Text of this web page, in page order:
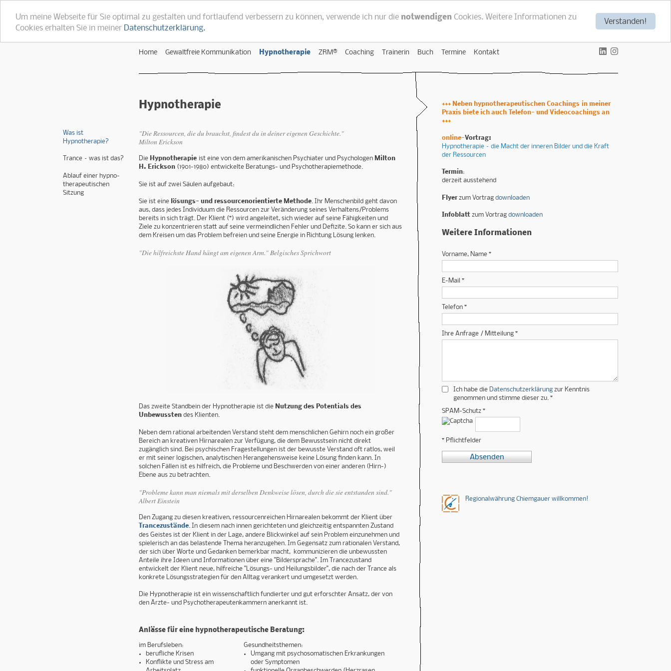
Verstanden!
Um meine Webseite für Sie optimal zu gestalten und fortlaufend verbessern zu können, verwende ich nur die notwendigen Cookies. Weitere Informationen zu
Cookies erhalten Sie in meiner Datenschutzerklärung.
Was ist
Hypnotherapie?
Trance – was ist das?
Ablauf einer hypno­
therapeutischen
Sitzung
Home Gewaltfreie Kommunikation Hypnotherapie ZRM® Coaching Trainerin Buch Termine Kontakt
Hypnotherapie
"Die Ressourcen, die du brauchst, findest du in deiner eigenen Geschichte."
Milton Erickson
Die Hypnotherapie ist eine von dem amerikanischen Psychiater und Psychologen Milton
H. Erickson (1901-1980) entwickelte Beratungs- und Psychotherapiemethode.
Sie ist auf zwei Säulen aufgebaut:
Sie ist eine lösungs- und ressourcenorientierte Methode. Ihr Menschenbild geht davon
aus, dass jedes Individuum die Ressourcen zur Veränderung seines Verhaltens/Problems
bereits in sich trägt. Der Klient (*) wird angeleitet, sich wieder auf seine Fähigkeiten und
Ziele zu konzentrieren statt auf seine vermeindlichen Fehler und Defizite. So kann er sich aus
dem Kreisen um das Problem befreien und seine Energie in Richtung Lösung lenken.
"Die hilfreichste Hand hängt am eigenen Arm." Belgisches Sprichwort
Das zweite Standbein der Hypnotherapie ist die Nutzung des Potentials des
Unbewussten des Klienten.
Neben dem rational arbeitenden Verstand steht dem menschlichen Gehirn noch ein großer
Bereich an kreativen Hirnarealen zur Verfügung, die dem Bewusstsein nicht direkt
zugänglich sind. Bei psychischen Fragestellungen ist der bewusste Verstand oft ratlos, weil
er mit seiner logischen, analytischen Herangehensweise keine Lösung finden kann. In
solchen Fällen ist es hilfreich, die Probleme und Beschwerden von einer anderen (Hirn-)
Ebene aus zu betrachten.
"Probleme kann man niemals mit derselben Denkweise lösen, durch die sie entstanden sind."
Albert Einstein
Den Zugang zu diesen kreativen, ressourcenreichen Hirnarealen bekommt der Klient über
Trancezustände. In diesem nach innen gerichteten und gleichzeitig entspannten Zustand
des Geistes ist der Klient in der Lage, andere Blickwinkel auf sein Problem einzunehmen und
spielerisch an das belastende Thema heranzugehen. Im Gegensatz zum rationalen Verstand,
der sich über Worte und Gedanken bemerkbar macht, kommunizieren die unbewussten
Anteile ihre Ideen und Informationen über eine "Bildersprache". Im Trancezustand
entwickelt der Klient neue, hilfreiche "Lösungs- und Heilungsbilder", die nach der Trance als
konkrete Lösungsstrategien für den Alltag verankert und umgesetzt werden.
Die Hypnotherapie ist ein wissenschaftlich fundierter und gut erforschter Ansatz, der von
den Ärzte- und Psychotherapeutenkammern anerkannt ist.
Anlässe für eine hypnotherapeutische Beratung:
im Berufsleben:
berufliche Krisen
Konflikte und Stress am
Gesundheitsthemen:
Umgang mit psychosomatischen Erkrankungen
oder Symptomen
+++ Neben hypnotherapeutischen Coachings in meiner
Praxis biete ich auch Telefon- und Videocoachings an
+++
online-Vortrag:
Hypnotherapie – die Macht der inneren Bilder und die Kraft
der Ressourcen
Termin:
derzeit ausstehend
Flyerzum Vortrag downloaden
Infoblatt zum Vortrag downloaden
Weitere Informationen
Vorname, Name *
E-Mail *
Telefon *
Ihre Anfrage / Mitteilung *
Ich habe die Datenschutzerklärung zur Kenntnis
genommen und stimme dieser zu. *
SPAM-Schutz *
* Pflichtfelder
Absenden
Regionalwährung Chiemgauer willkommen!